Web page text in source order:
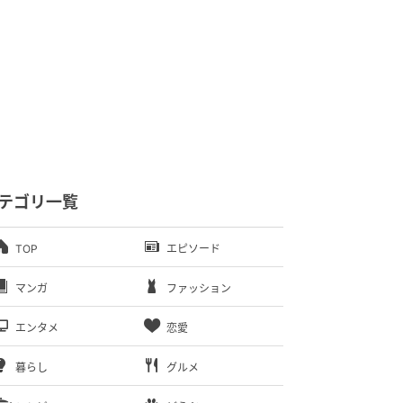
ゴリ一覧
TOP エピソード
マンガ ファッション
エンタメ 恋愛
暮らし グルメ